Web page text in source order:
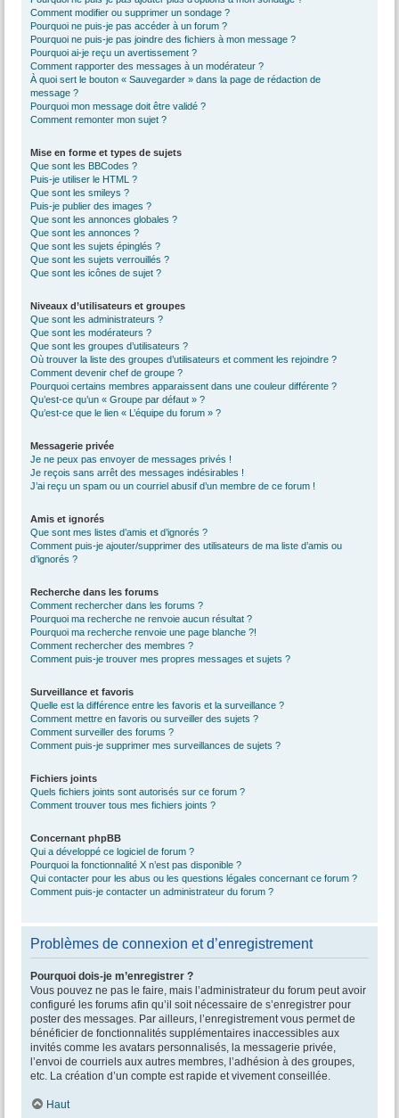
Comment modifier ou supprimer un sondage ?
Pourquoi ne puis-je pas accéder à un forum ?
Pourquoi ne puis-je pas joindre des fichiers à mon message ?
Pourquoi ai-je reçu un avertissement ?
Comment rapporter des messages à un modérateur ?
À quoi sert le bouton « Sauvegarder » dans la page de rédaction de
message ?
Pourquoi mon message doit être validé ?
Comment remonter mon sujet ?
Mise en forme et types de sujets
Que sont les BBCodes ?
Puis-je utiliser le HTML ?
Que sont les smileys ?
Puis-je publier des images ?
Que sont les annonces globales ?
Que sont les annonces ?
Que sont les sujets épinglés ?
Que sont les sujets verrouillés ?
Que sont les icônes de sujet ?
Niveaux d’utilisateurs et groupes
Que sont les administrateurs ?
Que sont les modérateurs ?
Que sont les groupes d’utilisateurs ?
Où trouver la liste des groupes d’utilisateurs et comment les rejoindre ?
Comment devenir chef de groupe ?
Pourquoi certains membres apparaissent dans une couleur différente ?
Qu’est-ce qu’un « Groupe par défaut » ?
Qu’est-ce que le lien « L’équipe du forum » ?
Messagerie privée
Je ne peux pas envoyer de messages privés !
Je reçois sans arrêt des messages indésirables !
J’ai reçu un spam ou un courriel abusif d’un membre de ce forum !
Amis et ignorés
Que sont mes listes d’amis et d’ignorés ?
Comment puis-je ajouter/supprimer des utilisateurs de ma liste d’amis ou
d’ignorés ?
Recherche dans les forums
Comment rechercher dans les forums ?
Pourquoi ma recherche ne renvoie aucun résultat ?
Pourquoi ma recherche renvoie une page blanche ?!
Comment rechercher des membres ?
Comment puis-je trouver mes propres messages et sujets ?
Surveillance et favoris
Quelle est la différence entre les favoris et la surveillance ?
Comment mettre en favoris ou surveiller des sujets ?
Comment surveiller des forums ?
Comment puis-je supprimer mes surveillances de sujets ?
Fichiers joints
Quels fichiers joints sont autorisés sur ce forum ?
Comment trouver tous mes fichiers joints ?
Concernant phpBB
Qui a développé ce logiciel de forum ?
Pourquoi la fonctionnalité X n’est pas disponible ?
Qui contacter pour les abus ou les questions légales concernant ce forum ?
Comment puis-je contacter un administrateur du forum ?
Problèmes de connexion et d’enregistrement
Pourquoi dois-je m’enregistrer ?
Vous pouvez ne pas le faire, mais l’administrateur du forum peut avoir
configuré les forums afin qu’il soit nécessaire de s’enregistrer pour
poster des messages. Par ailleurs, l’enregistrement vous permet de
bénéficier de fonctionnalités supplémentaires inaccessibles aux
invités comme les avatars personnalisés, la messagerie privée,
l’envoi de courriels aux autres membres, l’adhésion à des groupes,
etc. La création d’un compte est rapide et vivement conseillée.
Haut